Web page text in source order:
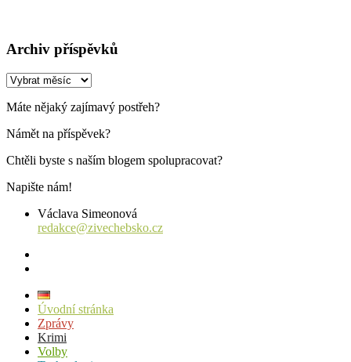
Archiv příspěvků
Archiv
Máte nějaký zajímavý postřeh?
Námět na příspěvek?
Chtěli byste s naším blogem spolupracovat?
Napište nám!
Václava Simeonová
redakce@zivechebsko.cz
Úvodní stránka
Zprávy
Krimi
Volby